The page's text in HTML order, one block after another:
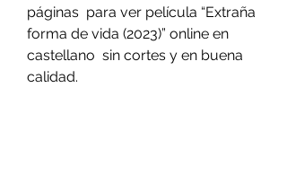
páginas  para ver película “Extraña
forma de vida (2023)” online en
castellano  sin cortes y en buena
calidad.